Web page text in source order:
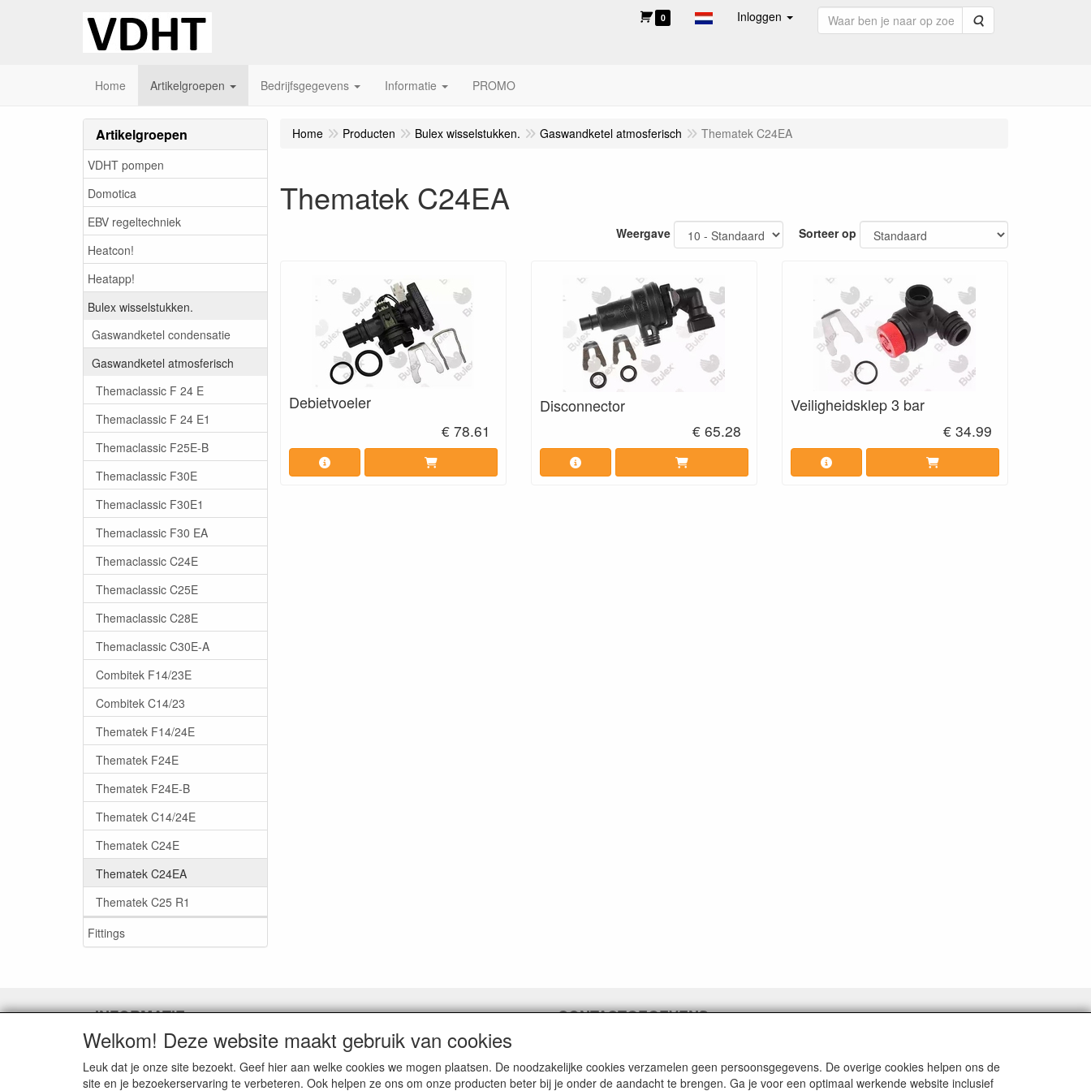
0 Inloggen Zoeken
Home Artikelgroepen Bedrijfsgegevens Informatie PROMO
Artikelgroepen
VDHT pompen
Domotica
EBV regeltechniek
Heatcon!
Heatapp!
Bulex wisselstukken.
Gaswandketel condensatie
Gaswandketel atmosferisch
Themaclassic F 24 E
Themaclassic F 24 E1
Themaclassic F25E-B
Themaclassic F30E
Themaclassic F30E1
Themaclassic F30 EA
Themaclassic C24E
Themaclassic C25E
Themaclassic C28E
Themaclassic C30E-A
Combitek F14/23E
Combitek C14/23
Thematek F14/24E
Thematek F24E
Thematek F24E-B
Thematek C14/24E
Thematek C24E
Thematek C24EA
Thematek C25 R1
Fittings
Home Producten Bulex wisselstukken. Gaswandketel atmosferisch Thematek C24EA
Thematek C24EA
Weergave Sorteer op
Debietvoeler
€ 78.61
Disconnector
€ 65.28
Veiligheidsklep 3 bar
€ 34.99
INFORMATIE
Ferroli afgewerkte produkten en
Aanvraag retour defecte wisselstukken
CONTACTGEGEVENS
2340 Beerse
Welkom! Deze website maakt gebruik van cookies
Leuk dat je onze site bezoekt. Geef hier aan welke cookies we mogen plaatsen. De noodzakelijke cookies verzamelen geen persoonsgegevens. De overige cookies helpen ons de
site en je bezoekerservaring te verbeteren. Ook helpen ze ons om onze producten beter bij je onder de aandacht te brengen. Ga je voor een optimaal werkende website inclusief